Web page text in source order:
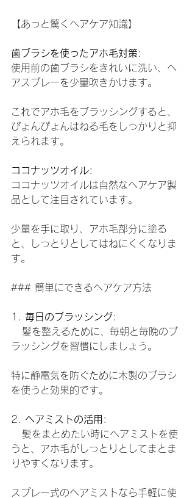
【あっと驚くヘアケア知識】
歯ブラシを使ったアホ毛対策:
使用前の歯ブラシをきれいに洗い、ヘ
アスプレーを少量吹きかけます。
これでアホ毛をブラッシングすると、
ぴょんぴょんはねる毛をしっかりと抑
えられます。
ココナッツオイル:
ココナッツオイルは自然なヘアケア製
品として注目されています。
少量を手に取り、アホ毛部分に塗る
と、しっとりとしてはねにくくなりま
す。
### 簡単にできるヘアケア方法
1. 毎日のブラッシング:
髪を整えるために、毎朝と毎晩のブ
ラッシングを習慣にしましょう。
特に静電気を防ぐために木製のブラシ
を使うと効果的です。
2. ヘアミストの活用 :
髪をまとめたい時にヘアミストを使
うと、アホ毛がしっとりとしてまとま
りやすくなります。
スプレー式のヘアミストなら手軽に使